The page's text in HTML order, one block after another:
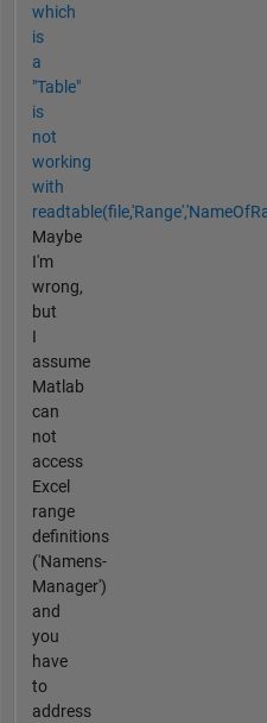
which
is
a
"Table"
is
not
working
with
Maybe
I'm
wrong,
but
I
assume
Matlab
can
not
access
Excel
range
definitions
('Namens-
Manager')
and
you
have
to
address